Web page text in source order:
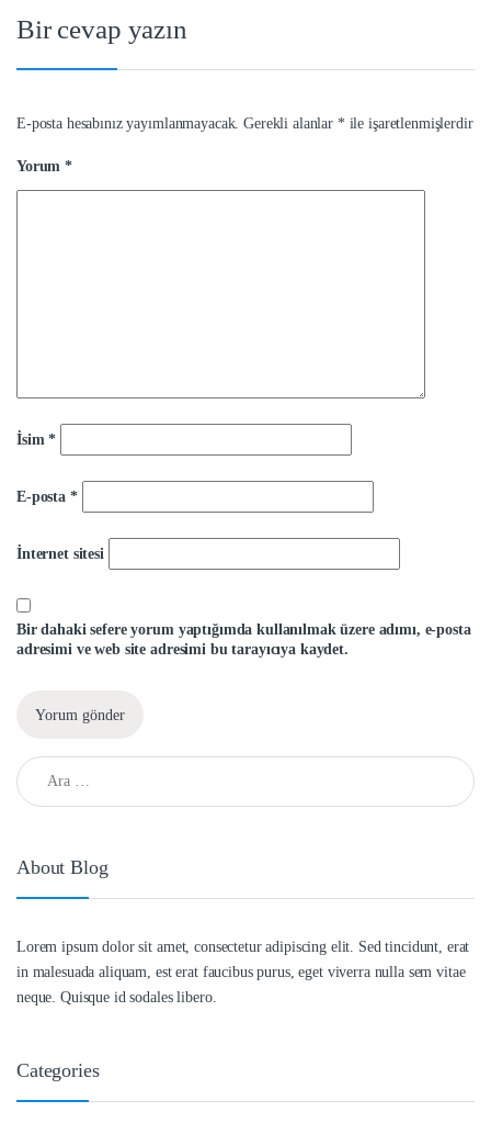
Bir cevap yazın
E-posta hesabınız yayımlanmayacak. Gerekli alanlar *ile işaretlenmişlerdir
Yorum*
İsim*
E-posta *
İnternet sitesi
Bir dahaki sefere yorum yaptığımda kullanılmak üzere adımı, e-posta
adresimi ve web site adresimi bu tarayıcıya kaydet.
Arama:
About Blog
Lorem ipsum dolor sit amet, consectetur adipiscing elit. Sed tincidunt, erat
in malesuada aliquam, est erat faucibus purus, eget viverra nulla sem vitae
neque. Quisque id sodales libero.
Categories